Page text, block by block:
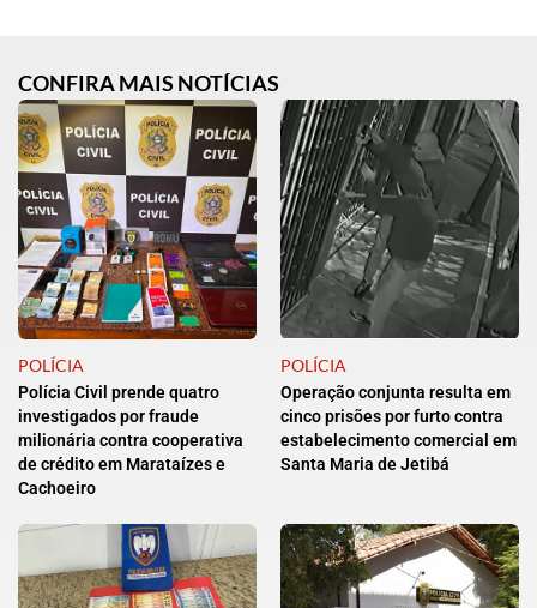
CONFIRA MAIS NOTÍCIAS
POLÍCIA
Polícia Civil prende quatro
investigados por fraude
milionária contra cooperativa
de crédito em Marataízes e
Cachoeiro
POLÍCIA
Operação conjunta resulta em
cinco prisões por furto contra
estabelecimento comercial em
Santa Maria de Jetibá